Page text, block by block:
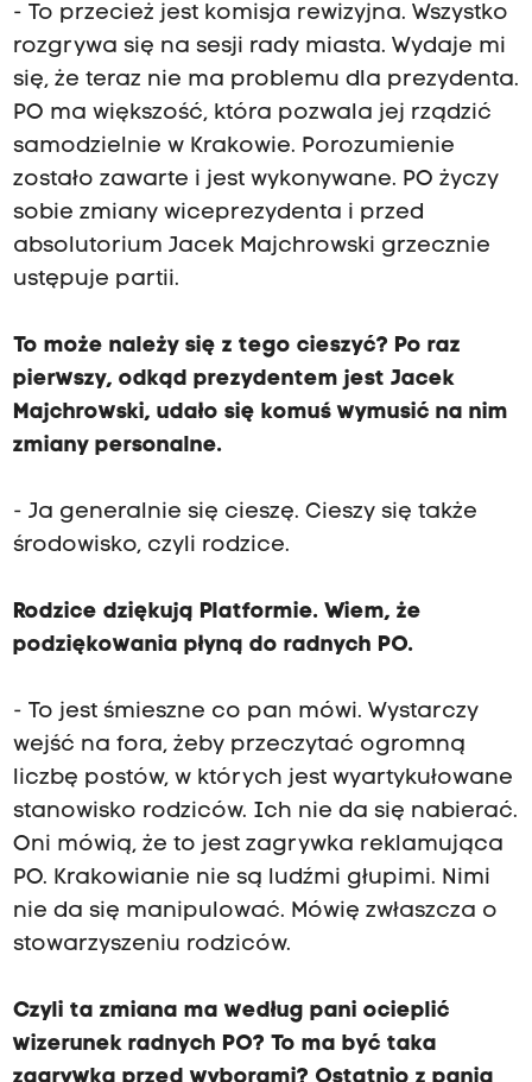
- To przecież jest komisja rewizyjna. Wszystko
rozgrywa się na sesji rady miasta. Wydaje mi
się, że teraz nie ma problemu dla prezydenta.
PO ma większość, która pozwala jej rządzić
samodzielnie w Krakowie. Porozumienie
zostało zawarte i jest wykonywane. PO życzy
sobie zmiany wiceprezydenta i przed
absolutorium Jacek Majchrowski grzecznie
ustępuje partii.
To może należy się z tego cieszyć? Po raz
pierwszy, odkąd prezydentem jest Jacek
Majchrowski, udało się komuś wymusić na nim
zmiany personalne.
- Ja generalnie się cieszę. Cieszy się także
środowisko, czyli rodzice.
Rodzice dziękują Platformie. Wiem, że
podziękowania płyną do radnych PO.
- To jest śmieszne co pan mówi. Wystarczy
wejść na fora, żeby przeczytać ogromną
liczbę postów, w których jest wyartykułowane
stanowisko rodziców. Ich nie da się nabierać.
Oni mówią, że to jest zagrywka reklamująca
PO. Krakowianie nie są ludźmi głupimi. Nimi
nie da się manipulować. Mówię zwłaszcza o
stowarzyszeniu rodziców.
Czyli ta zmiana ma według pani ocieplić
wizerunek radnych PO? To ma być taka